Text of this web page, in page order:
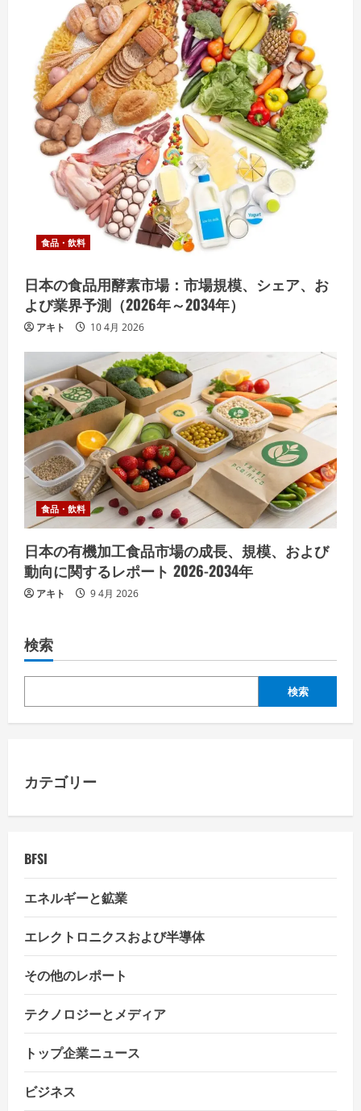
食品・飲料
日本の食品用酵素市場：市場規模、シェア、お
よび業界予測（2026年～2034年）
アキト 10 4月 2026
食品・飲料
日本の有機加工食品市場の成長、規模、および
動向に関するレポート 2026-2034年
アキト 9 4月 2026
検索
検索
カテゴリー
BFSI
エネルギーと鉱業
エレクトロニクスおよび半導体
その他のレポート
テクノロジーとメディア
トップ企業ニュース
ビジネス